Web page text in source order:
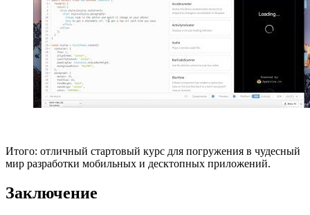
Итого: отличный стартовый курс для погружения в чудесный
мир разработки мобильных и десктопных приложений.
Заключение